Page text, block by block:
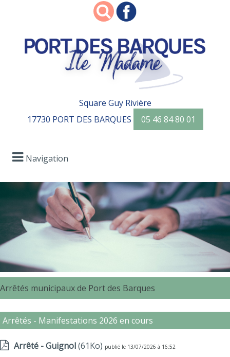
Square Guy Rivière
17730 PORT DES BARQUES
05 46 84 80 01
Navigation
Arrêtés municipaux de Port des Barques
Arrêtés - Manifestations 2026 en cours
Arrêté - Guignol(61Ko) publié le 13/07/2026 à 16:52